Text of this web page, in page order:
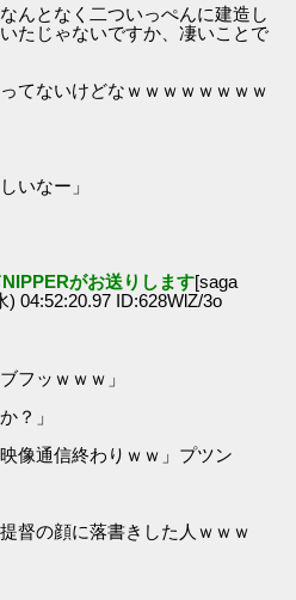
んとなく二ついっぺんに建造し
たじゃないですか、凄いことで
てないけどなｗｗｗｗｗｗｗｗ
いなー」
がお送りします[saga
04:52:20.97 ID:628WlZ/3o
フッｗｗｗ」
？」
像通信終わりｗｗ」プツン
督の顔に落書きした人ｗｗｗ